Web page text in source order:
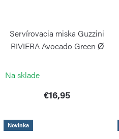
Servírovacia miska Guzzini
RIVIERA Avocado Green Ø
Na sklade
€16,95
Novinka